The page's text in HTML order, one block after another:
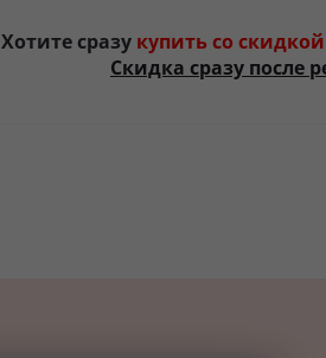
Хотите сразу купить со скидкой
Скидка сразу после